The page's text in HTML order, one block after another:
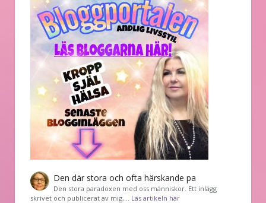
Den där stora och ofta härskande pa
Den stora paradoxen med oss människor. Ett inlägg
skrivet och publicerat av mig,… Läs artikeln här